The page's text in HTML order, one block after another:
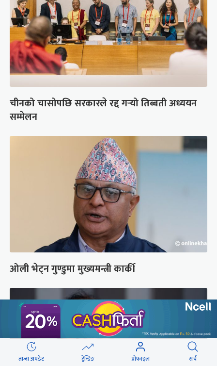
चीनको चासोपछि सरकारले रद्द गर्‍यो तिब्बती अध्ययन
सम्मेलन
ओली भेट्न गुण्डुमा मुख्यमन्त्री कार्की
ताजा अपडेट ट्रेन्डिङ प्रोफाइल सर्च